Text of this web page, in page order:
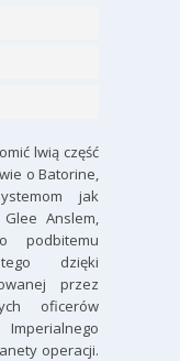
lwią część
o Batorine,
jak
Anslem,
podbitemu
dzięki
przez
oficerów
operacji.